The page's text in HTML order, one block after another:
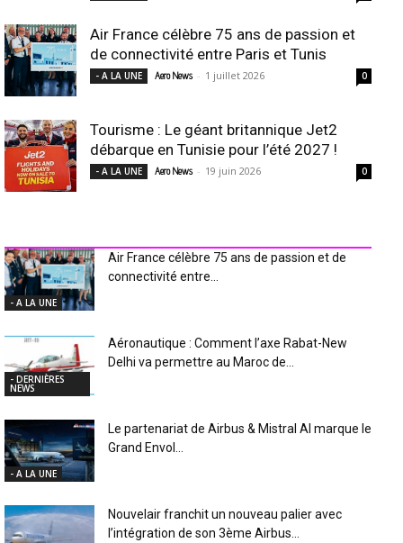
Air France célèbre 75 ans de passion et
de connectivité entre Paris et Tunis
- A LA UNE Aero News - 1 juillet 2026 0
Tourisme : Le géant britannique Jet2
débarque en Tunisie pour l’été 2027 !
- A LA UNE Aero News - 19 juin 2026 0
- A LA UNE
Air France célèbre 75 ans de passion et de
connectivité entre...
- DERNIÈRES
NEWS
Aéronautique : Comment l’axe Rabat-New
Delhi va permettre au Maroc de...
- A LA UNE
Le partenariat de Airbus & Mistral AI marque le
Grand Envol...
Nouvelair franchit un nouveau palier avec
l’intégration de son 3ème Airbus...